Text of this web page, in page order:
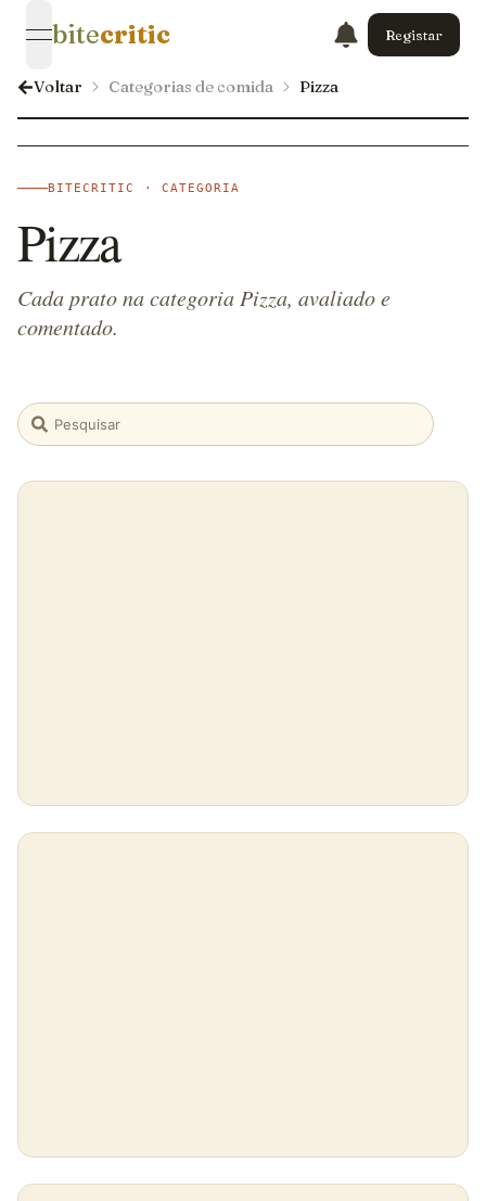
open navigation menu
bitecritic Registar
Voltar Categorias de comida Pizza
BITECRITIC · CATEGORIA
Pizza
Cada prato na categoria Pizza, avaliado e
comentado.